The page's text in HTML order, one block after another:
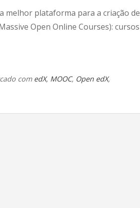
melhor plataforma para a criação de
Open Online Courses): cursos
com edX, MOOC, Open edX,